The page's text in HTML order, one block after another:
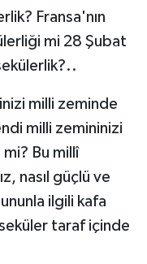
Fransa'nın
mi 28 Şubat
milli zeminde
milli zemininizi
Bu millî
nasıl güçlü ve
ilgili kafa
taraf içinde